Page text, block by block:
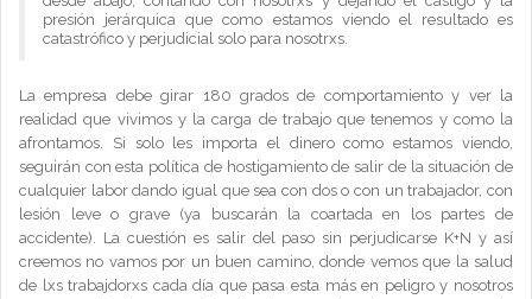
presión jerárquica que como estamos viendo el resultado es
catastrófico y perjudicial solo para nosotrxs.
La empresa debe girar 180 grados de comportamiento y ver la
realidad que vivimos y la carga de trabajo que tenemos y como la
afrontamos. Si solo les importa el dinero como estamos viendo,
seguirán con esta política de hostigamiento de salir de la situación de
cualquier labor dando igual que sea con dos o con un trabajador, con
lesión leve o grave (ya buscarán la coartada en los partes de
accidente). La cuestión es salir del paso sin perjudicarse K+N y así
creemos no vamos por un buen camino, donde vemos que la salud
de lxs trabajdorxs cada día que pasa esta más en peligro y nosotros